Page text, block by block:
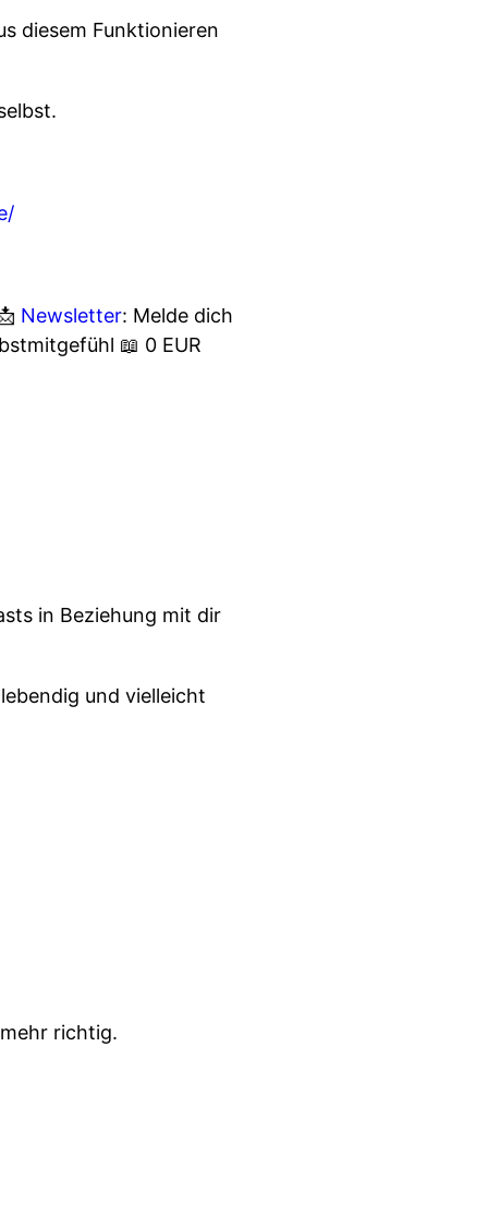
diesem Funktionieren
Newsletter: Melde dich
📖 0 EUR
in Beziehung mit dir
und vielleicht
richtig.